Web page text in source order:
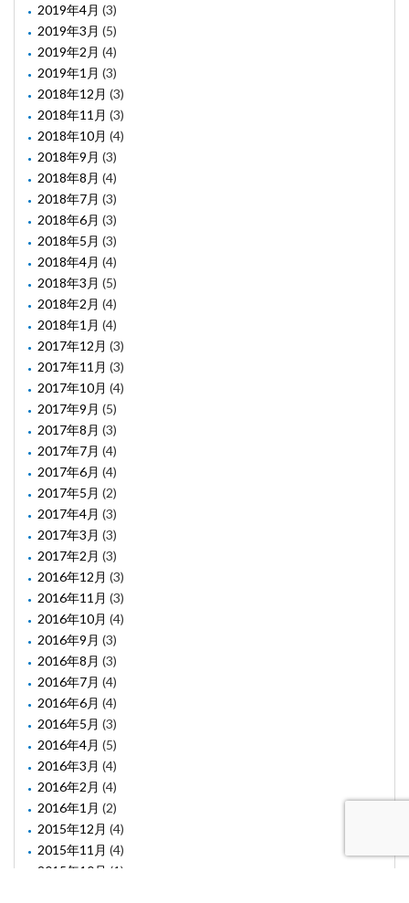
2019年4月 (3)
2019年3月 (5)
2019年2月 (4)
2019年1月 (3)
2018年12月 (3)
2018年11月 (3)
2018年10月 (4)
2018年9月 (3)
2018年8月 (4)
2018年7月 (3)
2018年6月 (3)
2018年5月 (3)
2018年4月 (4)
2018年3月 (5)
2018年2月 (4)
2018年1月 (4)
2017年12月 (3)
2017年11月 (3)
2017年10月 (4)
2017年9月 (5)
2017年8月 (3)
2017年7月 (4)
2017年6月 (4)
2017年5月 (2)
2017年4月 (3)
2017年3月 (3)
2017年2月 (3)
2016年12月 (3)
2016年11月 (3)
2016年10月 (4)
2016年9月 (3)
2016年8月 (3)
2016年7月 (4)
2016年6月 (4)
2016年5月 (3)
2016年4月 (5)
2016年3月 (4)
2016年2月 (4)
2016年1月 (2)
2015年12月 (4)
2015年11月 (4)
2015年10月 (1)